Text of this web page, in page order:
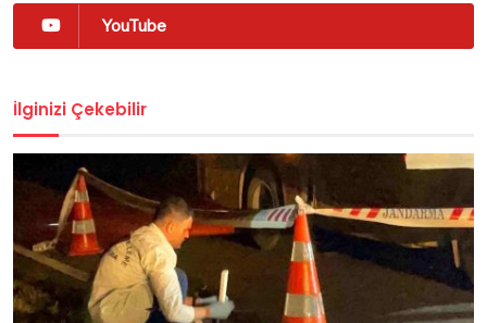
YouTube
İlginizi Çekebilir